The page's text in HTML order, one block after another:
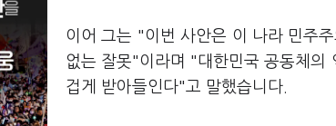
이어 그는 "이번 사안은 이 나라 민주
없는 잘못"이라며 "대한민국 공동체의
겁게 받아들인다"고 말했습니다.